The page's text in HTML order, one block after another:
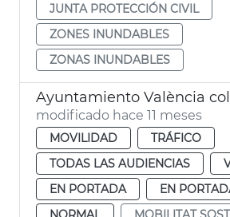
JUNTA PROTECCIÓN CIVIL
ZONES INUNDABLES
ZONAS INUNDABLES
modificado hace 11 meses
MOVILIDAD
TRÁFICO
TODAS LAS AUDIENCIAS
EN PORTADA
EN